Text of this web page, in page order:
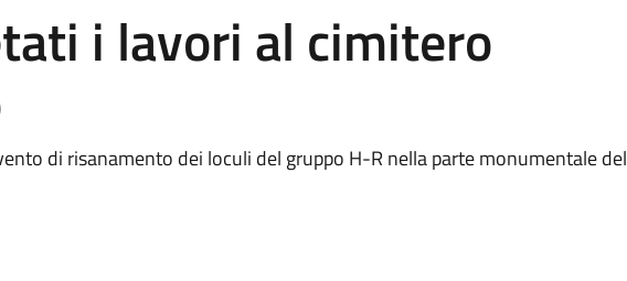
i lavori al cimitero
di risanamento dei loculi del gruppo H-R nella parte monumentale del